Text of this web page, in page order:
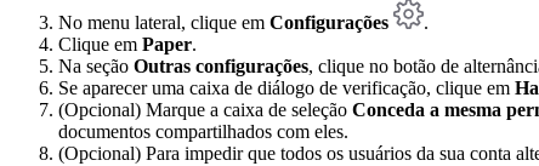
No menu lateral, clique em Configurações
.
Clique em Paper.
Na seção Outras configurações, clique no botão de
Se aparecer uma caixa de diálogo de verificação, clique em
(Opcional) Marque a caixa de seleção Conceda a mesma
documentos compartilhados com eles.
(Opcional) Para impedir que todos os usuários da sua conta